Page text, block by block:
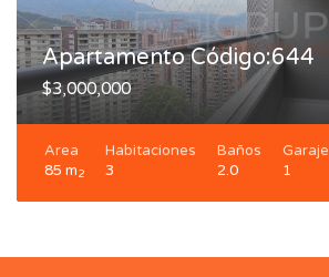
Apartamento Código:644
$3,000,000
Area
85 m2
Habitaciones
3
Baños
2.0
Garaje
1